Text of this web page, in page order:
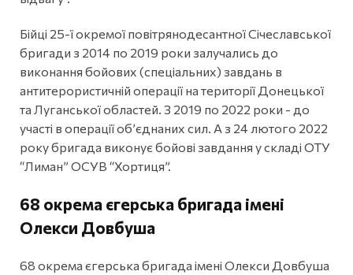
Бійці 25-ї окремої повітрянодесантної Січеславської
бригади з 2014 по 2019 роки залучались до
виконання бойових (спеціальних) завдань в
антитерористичній операції на території Донецької
та Луганської областей. З 2019 по 2022 роки - до
участі в операції об’єднаних сил. А з 24 лютого 2022
року бригада виконує бойові завдання у складі ОТУ
“Лиман” ОСУВ “Хортиця”.
68 окрема єгерська бригада імені
Олекси Довбуша
68 окрема єгерська бригада імені Олекси Довбуша